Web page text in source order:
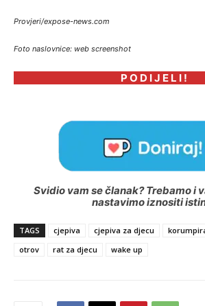
Provjeri/expose-news.com
Foto naslovnice: web screenshot
P O D I J E L I !
Svidio vam se članak? Trebamo i
nastavimo iznositi
TAGS cjepiva cjepiva za djecu
otrov
rat za djecu wake up